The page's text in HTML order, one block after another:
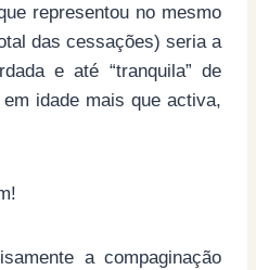
representou no mesmo
das cessações) seria a
e até “tranquila” de
idade mais que activa,
a compaginação